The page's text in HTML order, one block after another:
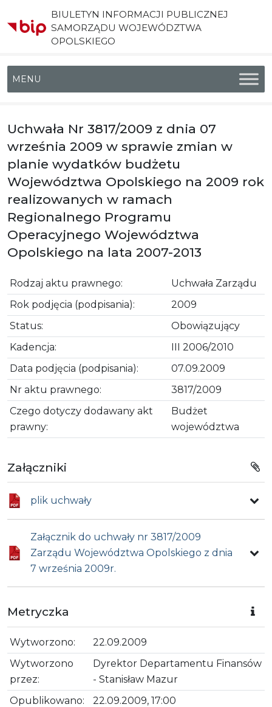
BIULETYN INFORMACJI PUBLICZNEJ
SAMORZĄDU WOJEWÓDZTWA
OPOLSKIEGO
Menu główne
Uchwała Nr 3817/2009 z dnia 07
września 2009 w sprawie zmian w
planie wydatków budżetu
Województwa Opolskiego na 2009 rok
realizowanych w ramach
Regionalnego Programu
Operacyjnego Województwa
Opolskiego na lata 2007-2013
Rodzaj aktu prawnego:
Uchwała Zarządu
Rok podjęcia (podpisania):
2009
Status:
Obowiązujący
Kadencja:
III 2006/2010
Data podjęcia (podpisania):
07.09.2009
Nr aktu prawnego:
3817/2009
Czego dotyczy dodawany akt
prawny:
Budżet
województwa
Załączniki
plik uchwały
Załącznik do uchwały nr 3817/2009
Zarządu Województwa Opolskiego z dnia
7 września 2009r.
Metryczka
Wytworzono:
22.09.2009
Wytworzono
przez:
Dyrektor Departamentu Finansów
- Stanisław Mazur
Opublikowano:
22.09.2009, 17:00